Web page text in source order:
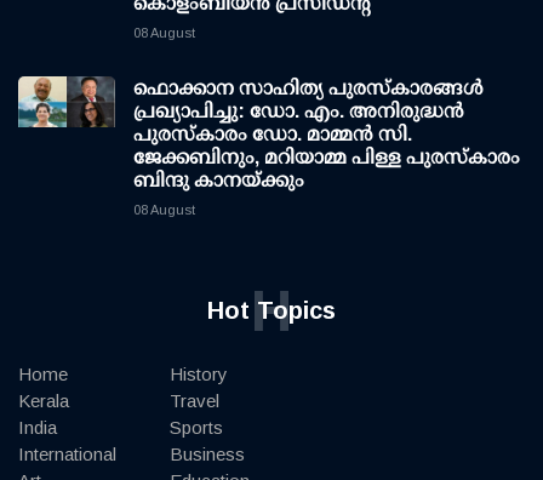
08 August
ഫൊക്കാന സാഹിത്യ പുരസ്‌കാരങ്ങള്‍
പ്രഖ്യാപിച്ചു: ഡോ. എം. അനിരുദ്ധന്‍
പുരസ്‌കാരം ഡോ. മാമ്മന്‍ സി.
ജേക്കബിനും, മറിയാമ്മ പിള്ള പുരസ്‌കാരം
ബിന്ദു കാനയ്ക്കും
08 August
Hot Topics
H
Home
Kerala
India
International
History
Travel
Sports
Business